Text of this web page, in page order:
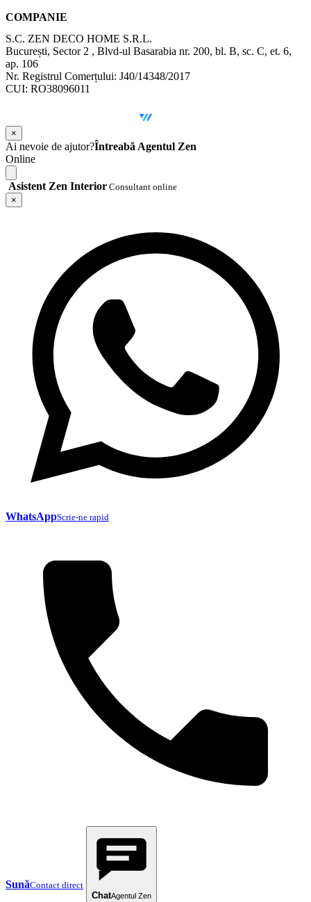
COMPANIE
S.C. ZEN DECO HOME S.R.L.
București, Sector 2 , Blvd-ul Basarabia nr. 200, bl. B, sc. C, et. 6,
ap. 106
Nr. Registrul Comerțului: J40/14348/2017
CUI: RO38096011
WebSketch Agency
×
Ai nevoie de ajutor?Întreabă Agentul Zen
Online
Asistent Zen Interior Consultant online
×
WhatsAppScrie-ne rapid
SunăContact direct
ChatAgentul Zen